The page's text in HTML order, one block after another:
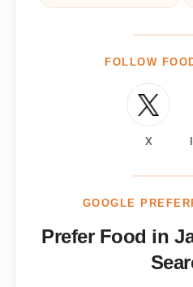
FOLLOW
X
GOOGLE
Prefer Food in